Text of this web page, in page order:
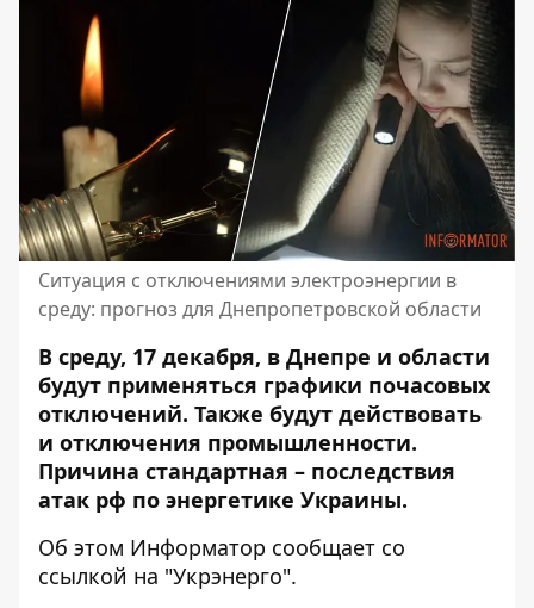
Ситуация с отключениями электроэнергии в
среду: прогноз для Днепропетровской области
В среду, 17 декабря, в Днепре и области
будут применяться графики почасовых
отключений. Также будут действовать
и отключения промышленности.
Причина стандартная – последствия
атак рф по энергетике Украины.
Об этом Информатор сообщает со
ссылкой на "Укрэнерго".